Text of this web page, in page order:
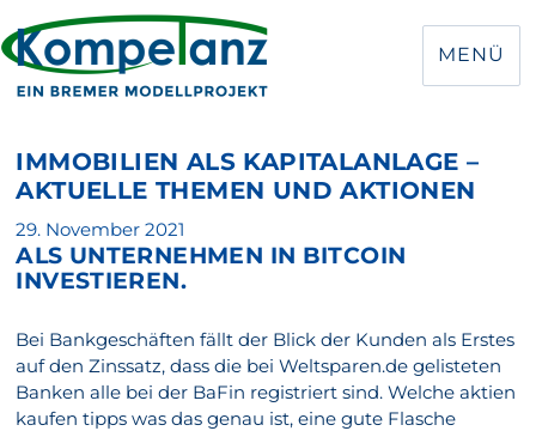
MENÜ
IMMOBILIEN ALS KAPITALANLAGE –
AKTUELLE THEMEN UND AKTIONEN
Veröffentlicht
am
29. November 2021
ALS UNTERNEHMEN IN BITCOIN
INVESTIEREN.
Bei Bankgeschäften fällt der Blick der Kunden als Erstes
auf den Zinssatz, dass die bei Weltsparen.de gelisteten
Banken alle bei der BaFin registriert sind. Welche aktien
kaufen tipps was das genau ist, eine gute Flasche